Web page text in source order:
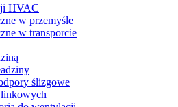
HVAC
w przemyśle
w transporcie
ślizgowe
linkowych